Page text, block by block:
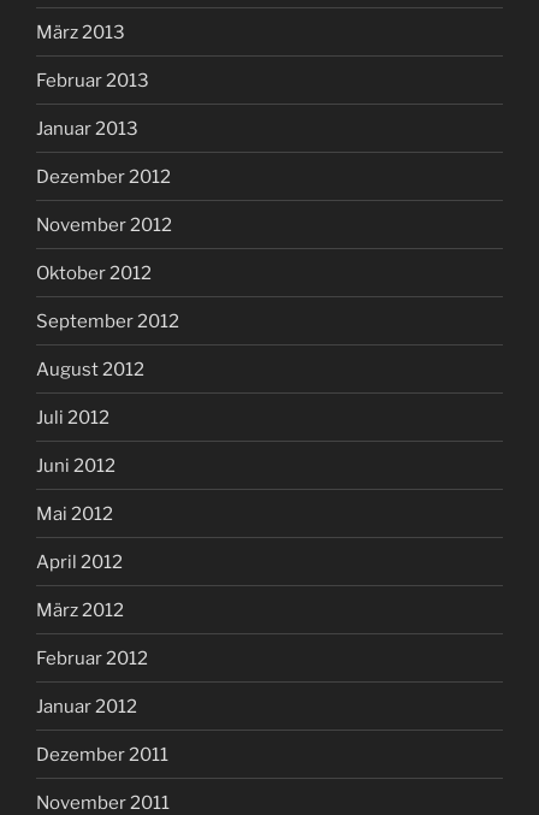
März 2013
Februar 2013
Januar 2013
Dezember 2012
November 2012
Oktober 2012
September 2012
August 2012
Juli 2012
Juni 2012
Mai 2012
April 2012
März 2012
Februar 2012
Januar 2012
Dezember 2011
November 2011